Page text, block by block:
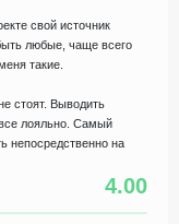
свой источник
любые, чаще всего
такие.
стоят. Выводить
лояльно. Самый
непосредственно на
4.00